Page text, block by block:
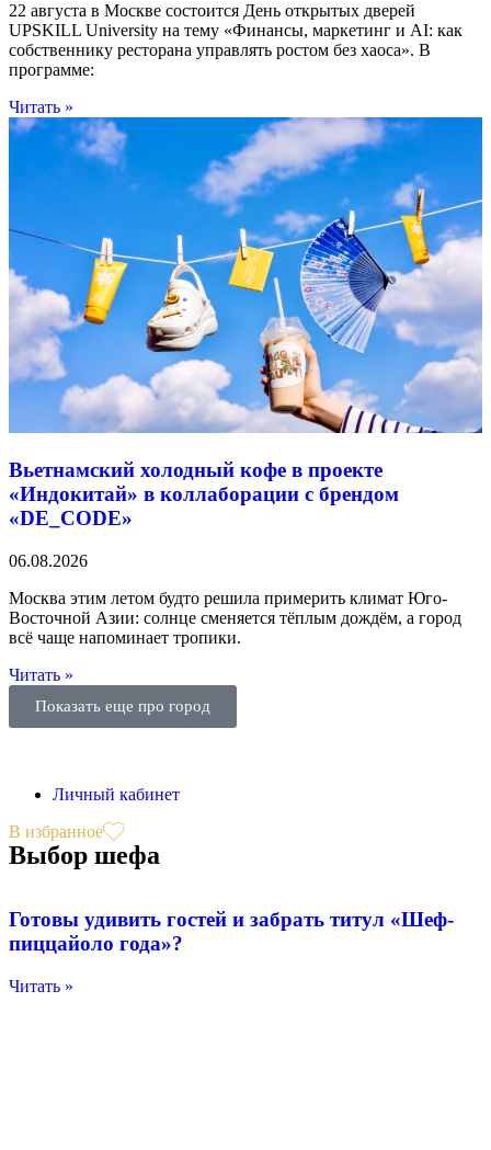
22 августа в Москве состоится День открытых дверей
UPSKILL University на тему «Финансы, маркетинг и AI: как
собственнику ресторана управлять ростом без хаоса». В
программе:
Читать »
Вьетнамский холодный кофе в проекте
«Индокитай» в коллаборации с брендом
«DE_CODE»
06.08.2026
Москва этим летом будто решила примерить климат Юго-
Восточной Азии: солнце сменяется тёплым дождём, а город
всё чаще напоминает тропики.
Читать »
Показать еще про город
Личный кабинет
В избранное
Выбор шефа
Готовы удивить гостей и забрать титул «Шеф-
пиццайоло года»?
Читать »